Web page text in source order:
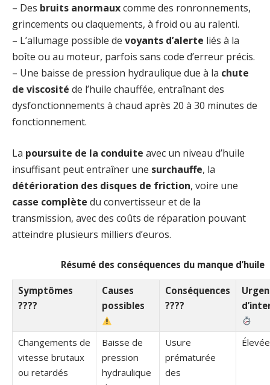
– Des bruits anormauxcomme des ronronnements,
grincements ou claquements, à froid ou au ralenti.
– L’allumage possible de voyants d’alerte liés à la
boîte ou au moteur, parfois sans code d’erreur précis.
– Une baisse de pression hydraulique due à la chute
de viscosité de l’huile chauffée, entraînant des
dysfonctionnements à chaud après 20 à 30 minutes de
fonctionnement.
La poursuite de la conduite avec un niveau d’huile
insuffisant peut entraîner une surchauffe, la
détérioration des disques de friction, voire une
casse complète du convertisseur et de la
transmission, avec des coûts de réparation pouvant
atteindre plusieurs milliers d’euros.
Résumé des conséquences du manque d’huile
Symptômes
????
Causes
possibles
Conséquences
????️
Changements de
vitesse brutaux
ou retardés
Baisse de
pression
hydraulique
Usure
prématurée
des
Élevée